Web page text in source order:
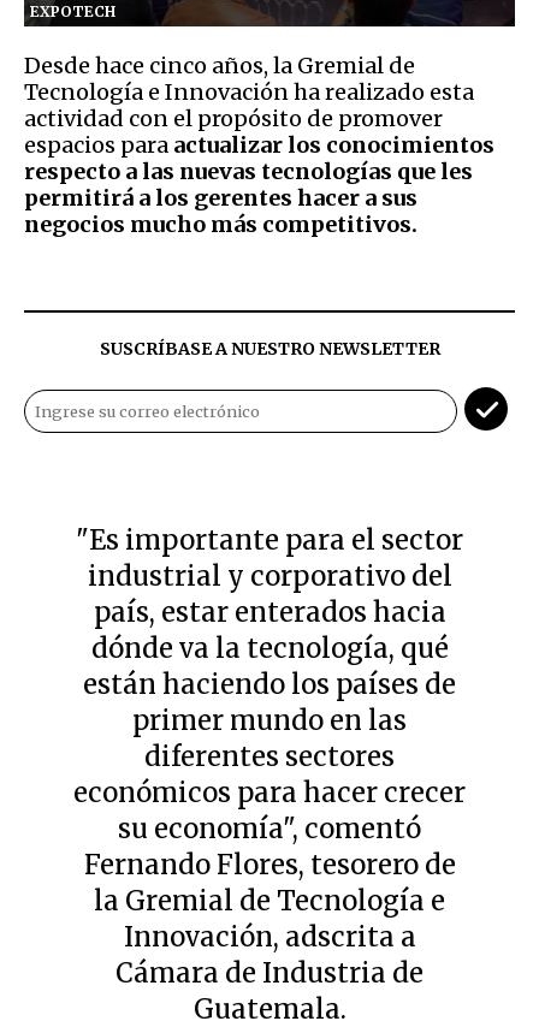
EXPOTECH
Desde hace cinco años, la Gremial de
Tecnología e Innovación ha realizado esta
actividad con el propósito de promover
espacios para actualizar los conocimientos
respecto a las nuevas tecnologías que les
permitirá a los gerentes hacer a sus
negocios mucho más competitivos.
SUSCRÍBASE A NUESTRO NEWSLETTER
"Es importante para el sector
industrial y corporativo del
país, estar enterados hacia
dónde va la tecnología, qué
están haciendo los países de
primer mundo en las
diferentes sectores
económicos para hacer crecer
su economía", comentó
Fernando Flores, tesorero de
la Gremial de Tecnología e
Innovación, adscrita a
Cámara de Industria de
Guatemala.